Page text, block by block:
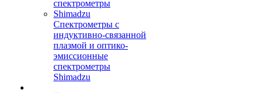
Спектрометры с
индуктивно-связанной
плазмой и оптико-
эмиссионные
спектрометры
Shimadzu